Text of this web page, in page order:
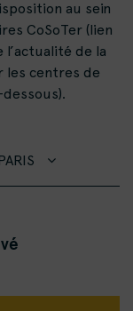
au sein
CoSoTer (lien
l’actualité de la
les centres de